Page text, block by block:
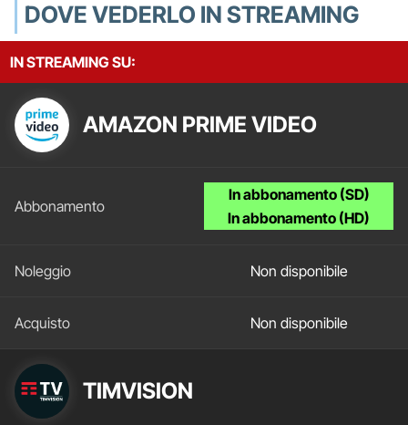
DOVE VEDERLO IN STREAMING
IN STREAMING SU:
AMAZON PRIME VIDEO
In abbonamento (SD)
In abbonamento (HD)
Non disponibile
Non disponibile
TIMVISION